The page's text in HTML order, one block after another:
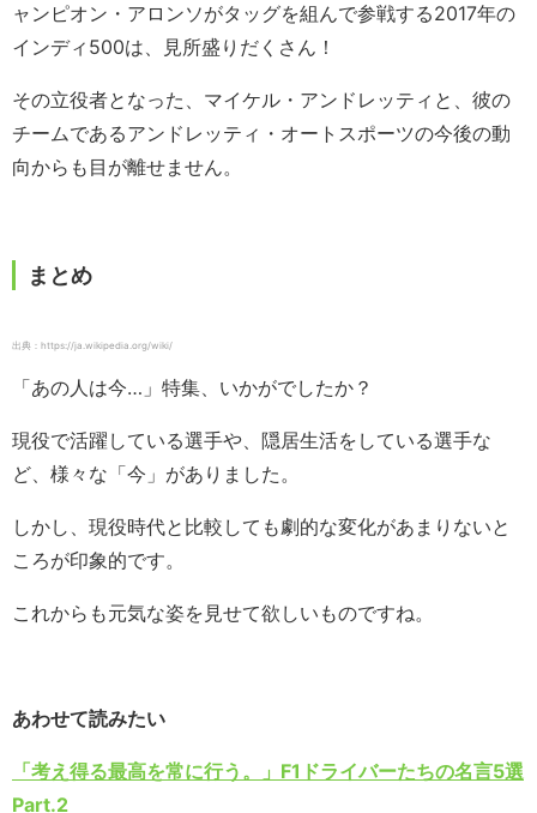
ャンピオン・アロンソがタッグを組んで参戦する2017年の
インディ500は、見所盛りだくさん！
その立役者となった、マイケル・アンドレッティと、彼の
チームであるアンドレッティ・オートスポーツの今後の動
向からも目が離せません。
まとめ
出典：https://ja.wikipedia.org/wiki/
「あの人は今…」特集、いかがでしたか？
現役で活躍している選手や、隠居生活をしている選手な
ど、様々な「今」がありました。
しかし、現役時代と比較しても劇的な変化があまりないと
ころが印象的です。
これからも元気な姿を見せて欲しいものですね。
あわせて読みたい
「考え得る最高を常に行う。」F1ドライバーたちの名言5選
Part.2